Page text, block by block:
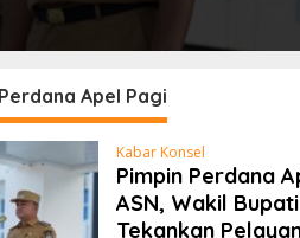
Apel Pagi
Kabar Konsel
Pimpin Perdana
ASN, Wakil
Tekankan